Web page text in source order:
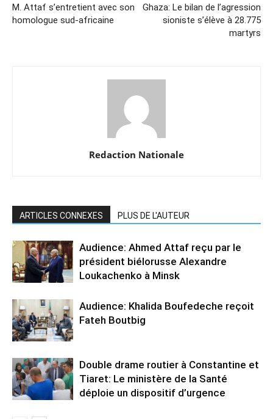
M. Attaf s’entretient avec son
homologue sud-africaine
Ghaza: Le bilan de l’agression
sioniste s’élève à 28.775
martyrs
Redaction Nationale
ARTICLES CONNEXES PLUS DE L'AUTEUR
Audience: Ahmed Attaf reçu par le
président biélorusse Alexandre
Loukachenko à Minsk
Audience: Khalida Boufedeche reçoit
Fateh Boutbig
Double drame routier à Constantine et
Tiaret: Le ministère de la Santé
déploie un dispositif d’urgence